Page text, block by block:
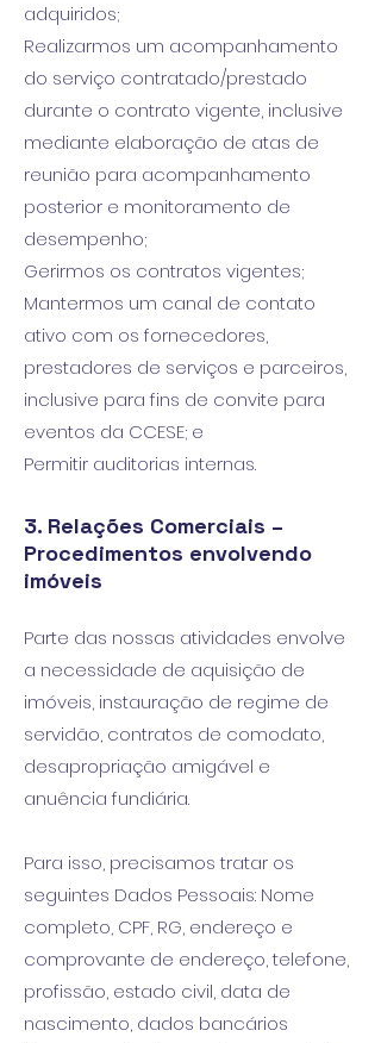
adquiridos;
Realizarmos um acompanhamento
do serviço contratado/prestado
durante o contrato vigente, inclusive
mediante elaboração de atas de
reunião para acompanhamento
posterior e monitoramento de
desempenho;
Gerirmos os contratos vigentes;
Mantermos um canal de contato
ativo com os fornecedores,
prestadores de serviços e parceiros,
inclusive para fins de convite para
eventos da CCESE; e
Permitir auditorias internas.
3. Relações Comerciais –
Procedimentos envolvendo
imóveis
Parte das nossas atividades envolve
a necessidade de aquisição de
imóveis, instauração de regime de
servidão, contratos de comodato,
desapropriação amigável e
anuência fundiária.
Para isso, precisamos tratar os
seguintes Dados Pessoais: Nome
completo, CPF, RG, endereço e
comprovante de endereço, telefone,
profissão, estado civil, data de
nascimento, dados bancários